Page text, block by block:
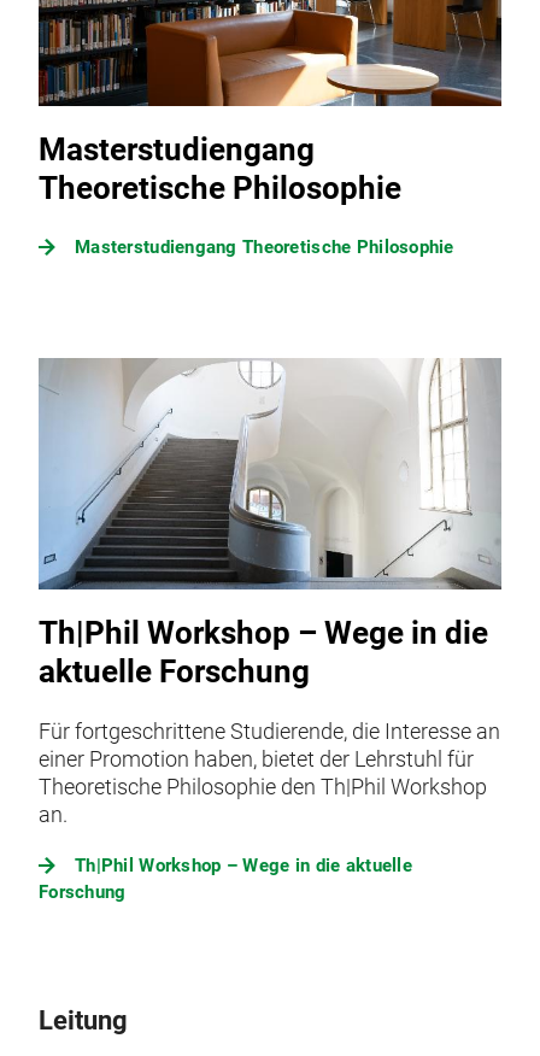
Masterstudiengang
Theoretische Philosophie
Masterstudiengang Theoretische Philosophie
Th|Phil Workshop – Wege in die
aktuelle Forschung
Für fortgeschrittene Studierende, die Interesse an
einer Promotion haben, bietet der Lehrstuhl für
Theoretische Philosophie den Th|Phil Workshop
an.
Th|Phil Workshop – Wege in die aktuelle
Forschung
Leitung